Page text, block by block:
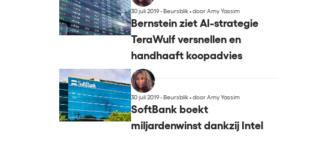
30 juli 2019 - Beursblik•door Amy Yassim
Bernstein ziet AI-strategie
TeraWulf versnellen en
handhaaft koopadvies
30 juli 2019 - Beursblik•door Amy Yassim
SoftBank boekt
miljardenwinst dankzij Intel